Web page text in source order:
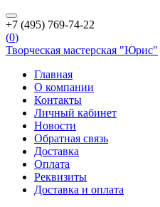
+7 (495) 769-74-22
(0)
Творческая мастерская "Юрис"
Главная
О компании
Контакты
Личный кабинет
Новости
Обратная связь
Доставка
Оплата
Реквизиты
Доставка и оплата